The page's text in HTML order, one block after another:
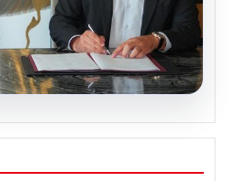
Transferinin